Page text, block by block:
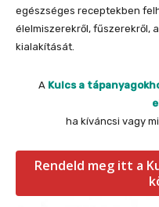
egészséges receptekben
élelmiszerekről, fűszerekről,
kialakítását.
A Kulcs a
ha kíváncsi vagy
Rendeld meg itt a